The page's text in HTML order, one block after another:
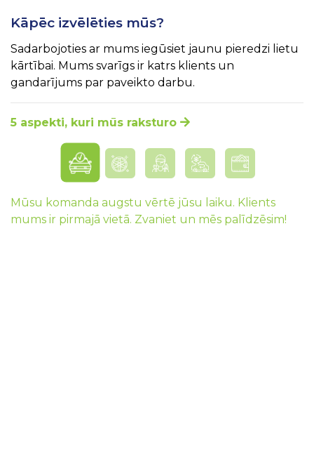
Kāpēc izvēlēties mūs?
Sadarbojoties ar mums iegūsiet jaunu pieredzi lietu
kārtībai. Mums svarīgs ir katrs klients un
gandarījums par paveikto darbu.
5 aspekti, kuri mūs raksturo
Mūsu komanda augstu vērtē jūsu laiku. Klients
mums ir pirmajā vietā. Zvaniet un mēs palīdzēsim!